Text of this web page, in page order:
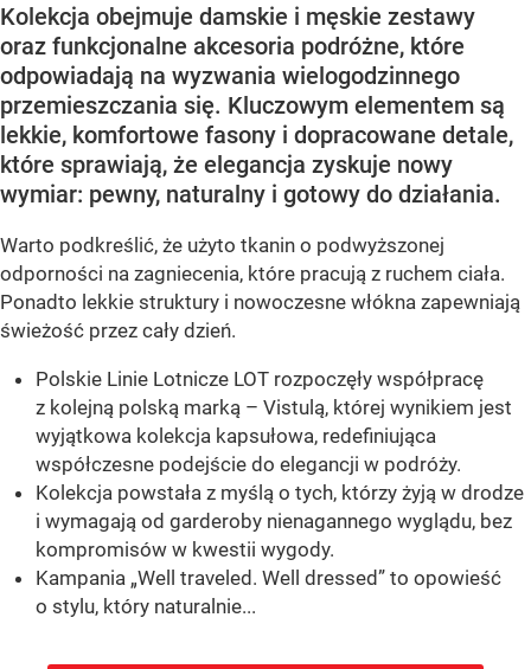
Kolekcja obejmuje damskie i męskie zestawy
oraz funkcjonalne akcesoria podróżne, które
odpowiadają na wyzwania wielogodzinnego
przemieszczania się. Kluczowym elementem są
lekkie, komfortowe fasony i dopracowane detale,
które sprawiają, że elegancja zyskuje nowy
wymiar: pewny, naturalny i gotowy do działania.
Warto podkreślić, że użyto tkanin o podwyższonej
odporności na zagniecenia, które pracują z ruchem ciała.
Ponadto lekkie struktury i nowoczesne włókna zapewniają
świeżość przez cały dzień.
Polskie Linie Lotnicze LOT rozpoczęły współpracę
z kolejną polską marką – Vistulą, której wynikiem jest
wyjątkowa kolekcja kapsułowa, redefiniująca
współczesne podejście do elegancji w podróży.
Kolekcja powstała z myślą o tych, którzy żyją w drodze
i wymagają od garderoby nienagannego wyglądu, bez
kompromisów w kwestii wygody.
Kampania „Well traveled. Well dressed” to opowieść
o stylu, który naturalnie...